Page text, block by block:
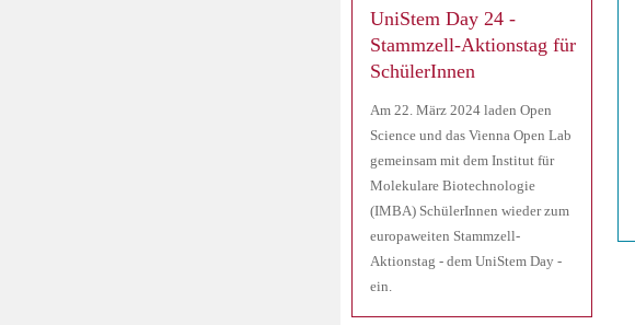
UniStem Day 24 -
Stammzell-Aktionstag für
SchülerInnen
Am 22. März 2024 laden Open
Science und das Vienna Open Lab
gemeinsam mit dem Institut für
Molekulare Biotechnologie
(IMBA) SchülerInnen wieder zum
europaweiten Stammzell-
Aktionstag - dem UniStem Day -
ein.